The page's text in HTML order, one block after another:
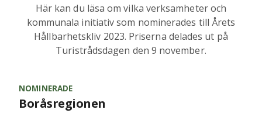
Här kan du läsa om vilka verksamheter och
kommunala initiativ som nominerades till Årets
Hållbarhetskliv 2023. Priserna delades ut på
Turistrådsdagen den 9 november.
NOMINERADE
Boråsregionen